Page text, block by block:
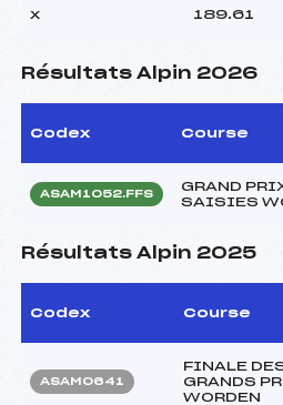
x 189.61
Résultats Alpin 2026
Codex Course
ASAM1052.FFS
GRAND
SAISIES
Résultats Alpin 2025
Codex Course
ASAM0641
FINALE
GRANDS
WORDEN